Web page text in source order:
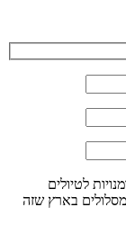
לטיולים
מסלולים בארץ שזה